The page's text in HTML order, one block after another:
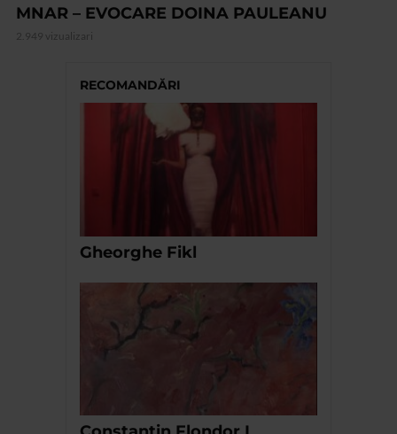
MNAR – EVOCARE DOINA PAULEANU
2.949 vizualizari
RECOMANDĂRI
Gheorghe Fikl